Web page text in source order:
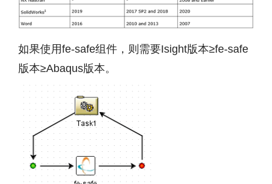
如果使用fe-safe组件，则需要Isight版本≥fe-safe
版本≥Abaqus版本。